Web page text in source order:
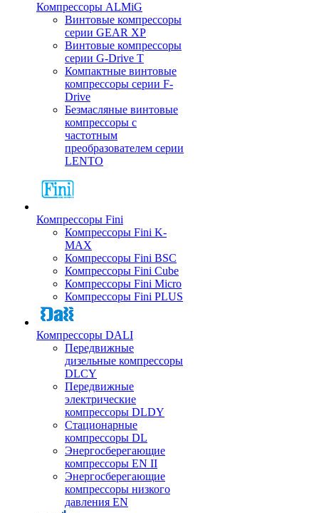
Компрессоры ALMiG
Винтовые компрессоры
серии GEAR XP
Винтовые компрессоры
серии G-Drive T
Компактные винтовые
компрессоры серии F-
Drive
Безмасляные винтовые
компрессоры с
частотным
преобразователем серии
LENTO
Компрессоры Fini
Компрессоры Fini K-
MAX
Компрессоры Fini BSC
Компрессоры Fini Cube
Компрессоры Fini Micro
Компрессоры Fini PLUS
Компрессоры DALI
Передвижные
дизельные компрессоры
DLCY
Передвижные
электрические
компрессоры DLDY
Стационарные
компрессоры DL
Энергосберегающие
компрессоры EN II
Энергосберегающие
компрессоры низкого
давления EN